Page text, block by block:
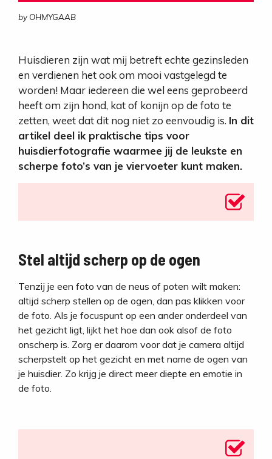
by OHMYGAAB
Huisdieren zijn wat mij betreft echte gezinsleden
en verdienen het ook om mooi vastgelegd te
worden! Maar iedereen die wel eens geprobeerd
heeft om zijn hond, kat of konijn op de foto te
zetten, weet dat dit nog niet zo eenvoudig is. In dit
artikel deel ik praktische tips voor
huisdierfotografie waarmee jij de leukste en
scherpe foto’s van je viervoeter kunt maken.
Stel altijd scherp op de ogen
Tenzij je een foto van de neus of poten wilt maken:
altijd scherp stellen op de ogen, dan pas klikken voor
de foto. Als je focuspunt op een ander onderdeel van
het gezicht ligt, lijkt het hoe dan ook alsof de foto
onscherp is. Zorg er daarom voor dat je camera altijd
scherpstelt op het gezicht en met name de ogen van
je huisdier. Zo krijg je direct meer diepte en emotie in
de foto.